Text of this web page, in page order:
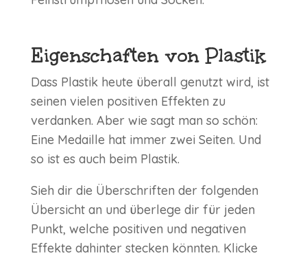
Eigenschaften von Plastik
Dass Plastik heute überall genutzt wird, ist
seinen vielen positiven Effekten zu
verdanken. Aber wie sagt man so schön:
Eine Medaille hat immer zwei Seiten. Und
so ist es auch beim Plastik.
Sieh dir die Überschriften der folgenden
Übersicht an und überlege dir für jeden
Punkt, welche positiven und negativen
Effekte dahinter stecken könnten. Klicke